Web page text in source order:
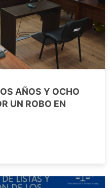
AÑOS Y OCHO
UN ROBO EN